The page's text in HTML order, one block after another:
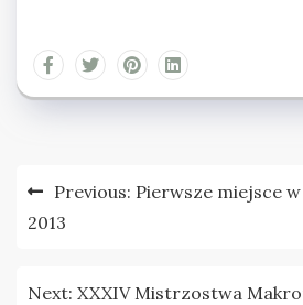
Nawigacja
wpisu
Previous: Pierwsze miejsce
2013
Next: XXXIV Mistrzostwa